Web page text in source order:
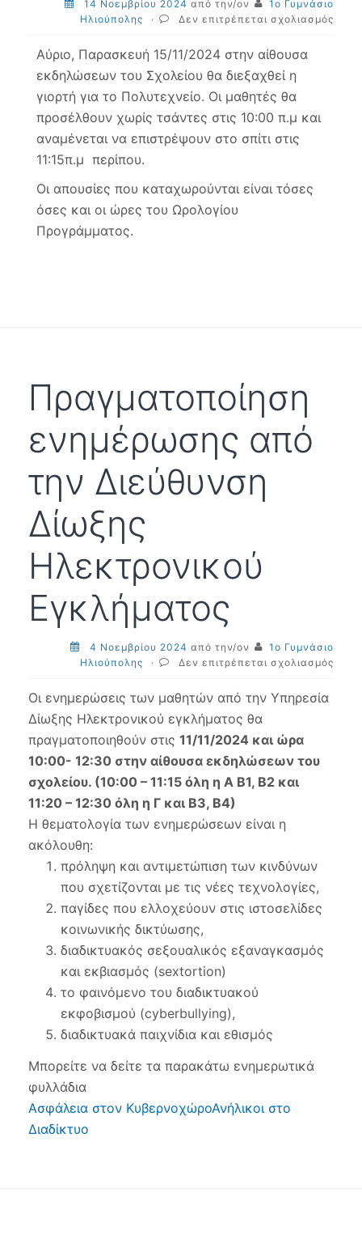
14 Νοεμβρίου 2024 από την/ον
1ο Γυμνάσιο
Ηλιούπολης
· Δεν επιτρέπεται σχολιασμός
Αύριο, Παρασκευή 15/11/2024 στην αίθουσα
εκδηλώσεων του Σχολείου θα διεξαχθεί η
γιορτή για το Πολυτεχνείο. Οι μαθητές θα
προσέλθουν χωρίς τσάντες στις 10:00 π.μ και
αναμένεται να επιστρέψουν στο σπίτι στις
11:15π.μ περίπου.
Οι απουσίες που καταχωρούνται είναι τόσες
όσες και οι ώρες του Ωρολογίου
Προγράμματος.
Πραγματοποίηση
ενημέρωσης από
την Διεύθυνση
Δίωξης
Ηλεκτρονικού
Εγκλήματος
4 Νοεμβρίου 2024 από την/ον
1ο Γυμνάσιο
Ηλιούπολης
· Δεν επιτρέπεται σχολιασμός
Οι ενημερώσεις των μαθητών από την Υπηρεσία
Δίωξης Ηλεκτρονικού εγκλήματος θα
πραγματοποιηθούν στις 11/11/2024 και ώρα
10:00- 12:30 στην αίθουσα εκδηλώσεων του
σχολείου. (10:00 – 11:15 όλη η Α Β1, Β2 και
11:20 – 12:30 όλη η Γ και Β3, Β4)
Η θεματολογία των ενημερώσεων είναι η
ακόλουθη:
πρόληψη και αντιμετώπιση των κινδύνων
που σχετίζονται με τις νέες τεχνολογίες,
παγίδες που ελλοχεύουν στις ιστοσελίδες
κοινωνικής δικτύωσης,
διαδικτυακός σεξουαλικός εξαναγκασμός
και εκβιασμός (sextortion)
το φαινόμενο του διαδικτυακού
εκφοβισμού (cyberbullying),
διαδικτυακά παιχνίδια και εθισμός
Μπορείτε να δείτε τα παρακάτω ενημερωτικά
φυλλάδια
Ασφάλεια στον ΚυβερνοχώροΑνήλικοι στο
Διαδίκτυο